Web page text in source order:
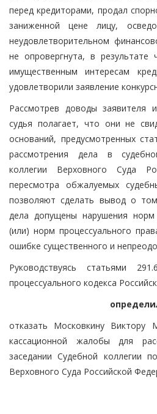
перед кредиторами, продал
заниженной цене лицу,
неудовлетворительном
не опровергнута, в результате
имущественным интересам
удовлетворили заявление
Рассмотрев доводы заявителя
судья полагает, что они не
оснований, предусмотренных
рассмотрения дела в
коллегии Верховного Суда
пересмотра обжалуемых
позволяют сделать вывод о
дела допущены нарушения
(или) норм процессуального
ошибке существенного и
Руководствуясь статьями
процессуального кодекса
отказать Московкину Виктору
кассационной жалобы для
заседании Судебной коллегии
Верховного Суда Российской